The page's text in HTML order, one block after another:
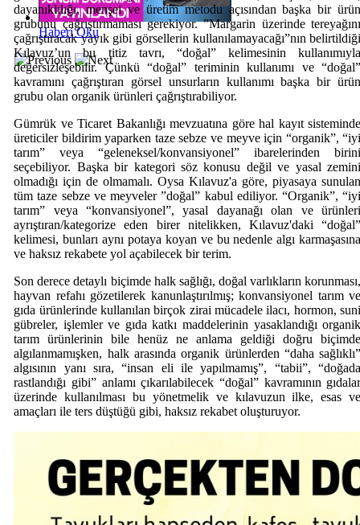
Haberi Oku
dayanıklılığı, menşei ve üretim metodu açısından başka bir
grubunu çağrıştırmaması gerekiyor. ”Margarin üzerinde
çağrıştıracak yayık gibi görsellerin kullanılamayacağı”nın
Kılavuz’un bu titiz tavrı, “doğal” kelimesinin
değersizleşebilir. Çünkü “doğal” teriminin kullanımı ve
kavramını çağrıştıran görsel unsurların kullanımı başka bir
grubu olan organik ürünleri çağrıştırabiliyor.
Gümrük ve Ticaret Bakanlığı mevzuatına göre hal kayıt
üreticiler bildirim yaparken taze sebze ve meyve için “organik”,
tarım” veya “geleneksel/konvansiyonel” ibarelerinden
seçebiliyor. Başka bir kategori söz konusu değil ve yasal
olmadığı için de olmamalı. Oysa Kılavuz'a göre, piyasaya
tüm taze sebze ve meyveler ”doğal” kabul ediliyor. “Organik”,
tarım” veya “konvansiyonel”, yasal dayanağı olan ve
ayrıştıran/kategorize eden birer nitelikken, Kılavuz'daki
kelimesi, bunları aynı potaya koyan ve bu nedenle algı
ve haksız rekabete yol açabilecek bir terim.
Son derece detaylı biçimde halk sağlığı, doğal varlıkların
hayvan refahı gözetilerek kanunlaştırılmış; konvansiyonel tarım
gıda ürünlerinde kullanılan birçok zirai mücadele ilacı, hormon,
gübreler, işlemler ve gıda katkı maddelerinin yasaklandığı
tarım ürünlerinin bile henüz ne anlama geldiği doğru
algılanmamışken, halk arasında organik ürünlerden “daha
algısının yanı sıra, “insan eli ile yapılmamış”, “tabii”,
rastlandığı gibi” anlamı çıkarılabilecek “doğal” kavramının
üzerinde kullanılması bu yönetmelik ve kılavuzun ilke, esas
amaçları ile ters düştüğü gibi, haksız rekabet oluşturuyor.